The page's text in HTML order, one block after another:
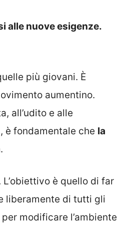
alle nuove esigenze.
più giovani. È
aumentino.
all’udito e alle
è fondamentale che la
.
è quello di far
liberamente di tutti gli
modificare l’ambiente